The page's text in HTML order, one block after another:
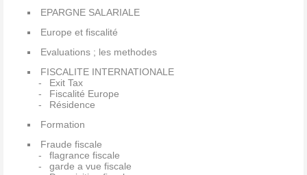
EPARGNE SALARIALE
Europe et fiscalité
Evaluations ; les methodes
FISCALITE INTERNATIONALE
Exit Tax
Fiscalité Europe
Résidence
Formation
Fraude fiscale
flagrance fiscale
garde a vue fiscale